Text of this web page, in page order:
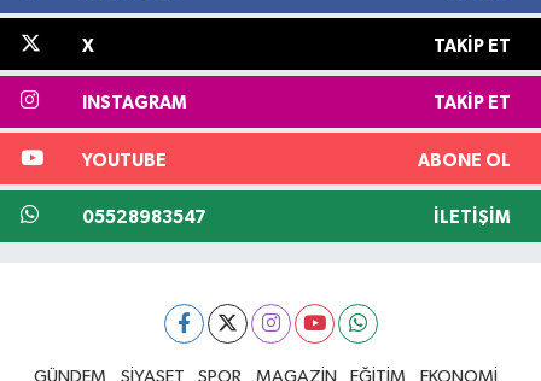
X TAKIP ET
INSTAGRAM TAKIP ET
YOUTUBE ABONE OL
05528983547 İLETIŞIM
GÜNDEM SİYASET SPOR MAGAZİN EĞİTİM
EKONOMİ